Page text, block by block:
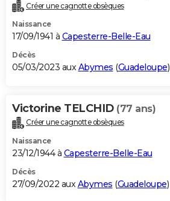
Créer une cagnotte obsèques
Naissance
17/09/1941 à Capesterre-Belle-Eau
Décès
05/03/2023 auxAbymes (Guadeloupe)
Victorine TELCHID (77 ans)
Créer une cagnotte obsèques
Naissance
23/12/1944 à Capesterre-Belle-Eau
Décès
27/09/2022 auxAbymes (Guadeloupe)